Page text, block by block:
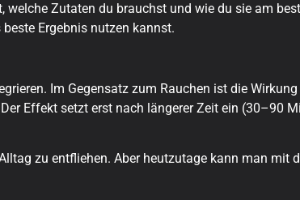
welche Zutaten du brauchst und wie du sie am
Ergebnis nutzen kannst.
Im Gegensatz zum Rauchen ist die
Effekt setzt erst nach längerer Zeit ein (30–90
zu entfliehen. Aber heutzutage kann man mit